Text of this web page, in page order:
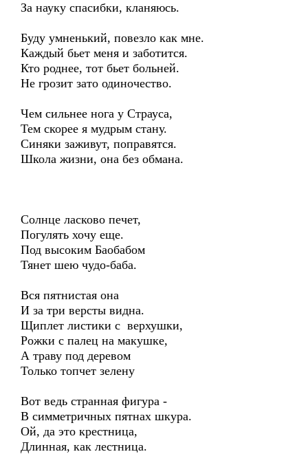
За науку спасибки, кланяюсь.
Буду умненький, повезло как мне.
Каждый бьет меня и заботится.
Кто роднее, тот бьет больней.
Не грозит зато одиночество.
Чем сильнее нога у Страуса,
Тем скорее я мудрым стану.
Синяки заживут, поправятся.
Школа жизни, она без обмана.
Солнце ласково печет,
Погулять хочу еще.
Под высоким Баобабом
Тянет шею чудо-баба.
Вся пятнистая она
И за три версты видна.
Щиплет листики с верхушки,
Рожки с палец на макушке,
А траву под деревом
Только топчет зелену
Вот ведь странная фигура -
В симметричных пятнах шкура.
Ой, да это крестница,
Длинная, как лестница.